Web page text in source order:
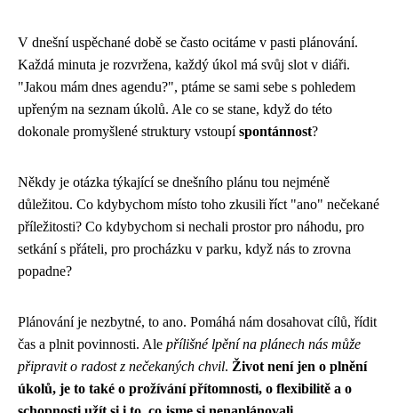
V dnešní uspěchané době se často ocitáme v pasti plánování.
Každá minuta je rozvržena, každý úkol má svůj slot v diáři.
"Jakou mám dnes agendu?", ptáme se sami sebe s pohledem
upřeným na seznam úkolů. Ale co se stane, když do této
dokonale promyšlené struktury vstoupíspontánnost?
Někdy je otázka týkající se dnešního plánu tou nejméně
důležitou. Co kdybychom místo toho zkusili říct "ano" nečekané
příležitosti? Co kdybychom si nechali prostor pro náhodu, pro
setkání s přáteli, pro procházku v parku, když nás to zrovna
popadne?
Plánování je nezbytné, to ano. Pomáhá nám dosahovat cílů, řídit
čas a plnit povinnosti. Ale přílišné lpění na plánech nás může
připravit o radost z nečekaných chvil. Život není jen o plnění
úkolů, je to také o prožívání přítomnosti, o flexibilitě a o